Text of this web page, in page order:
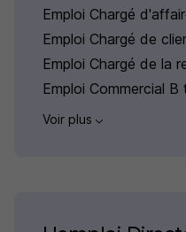
Emploi Chargé
Emploi Chargé de
Emploi Chargé de la
Emploi Commercial B
Voir plus